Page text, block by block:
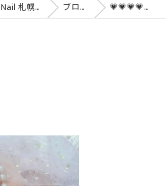
北海道狸小路のネイルならDoll Nail 札幌店 ブログ 💗💗💗💗💗